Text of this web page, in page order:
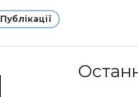
Публікації